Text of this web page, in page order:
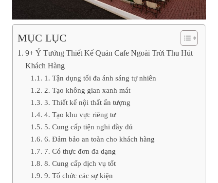
MỤC LỤC
9+ Ý Tưởng Thiết Kế Quán Cafe Ngoài Trời Thu Hút
Khách Hàng
1. Tận dụng tối đa ánh sáng tự nhiên
2. Tạo không gian xanh mát
3. Thiết kế nội thất ấn tượng
4. Tạo khu vực riêng tư
5. Cung cấp tiện nghi đầy đủ
6. Đảm bảo an toàn cho khách hàng
7. Có thực đơn đa dạng
8. Cung cấp dịch vụ tốt
9. Tổ chức các sự kiện